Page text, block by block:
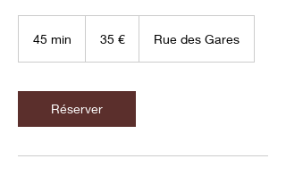
45 min
i
n
35 € Rue des Gares
Réserver